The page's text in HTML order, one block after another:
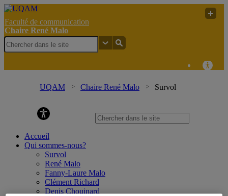
Faculté de communication
Chaire René Malo
UQAM Chaire René Malo Survol
Accueil
Qui sommes-nous?
Survol
René Malo
Fanny-Laure Malo
Clément Richard
Denis Chouinard